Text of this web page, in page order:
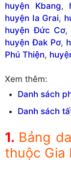
huyện Kbang,
huyện Ia Grai,
huyện Đức Cơ,
huyện Đak Pơ,
Phú Thiện,
Xem thêm:
Danh sách
Danh sách
Bảng
thuộc Gia